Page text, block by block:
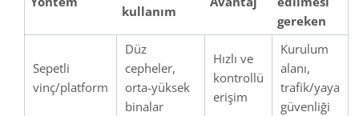
kullanım
gereken
Sepetli
vinç/platform
Düz
cepheler,
orta-yüksek
binalar
Hızlı ve
kontrollü
erişim
Kurulum
alanı,
trafik/yaya
güvenliği